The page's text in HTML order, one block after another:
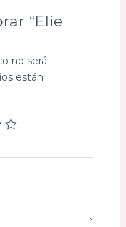
“Elie
no será
están